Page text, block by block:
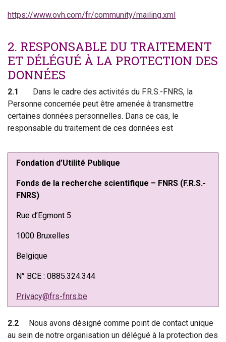
https://www.ovh.com/fr/community/mailing.xml
2. RESPONSABLE DU TRAITEMENT
ET DÉLÉGUÉ À LA PROTECTION DES
DONNÉES
2.1
Dans le cadre des activités du F.R.S.-FNRS, la
Personne concernée peut être amenée à transmettre
certaines données personnelles. Dans ce cas, le
responsable du traitement de ces données est
Fondation d’Utilité Publique
Fonds de la recherche scientifique – FNRS (F.R.S.-
FNRS)
Rue d’Egmont 5
1000 Bruxelles
Belgique
N° BCE : 0885.324.344
Privacy@frs-fnrs.be
2.2 Nous avons désigné comme point de contact unique
au sein de notre organisation un délégué à la protection des